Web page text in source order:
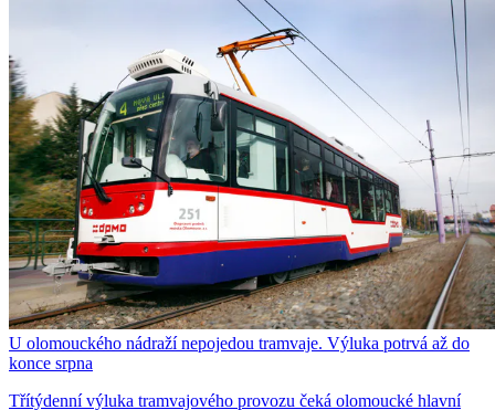
U olomouckého nádraží nepojedou tramvaje. Výluka potrvá až do
konce srpna
Třítýdenní výluka tramvajového provozu čeká olomoucké hlavní